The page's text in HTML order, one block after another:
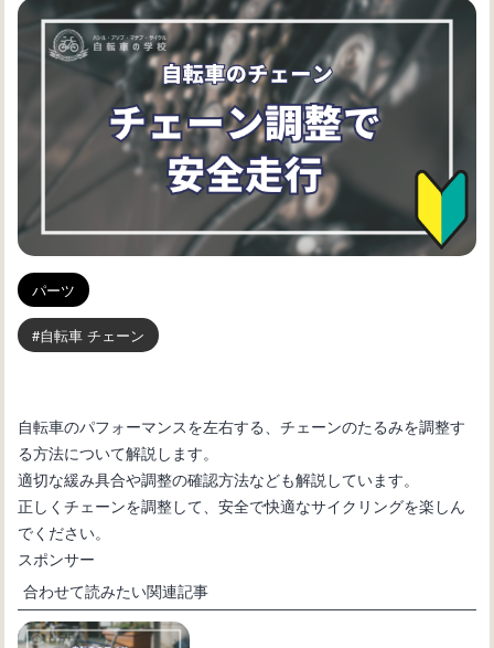
パーツ
自転車 チェーン
自転車のパフォーマンスを左右する、チェーンのたるみを調整す
る方法について解説します。
適切な緩み具合や調整の確認方法なども解説しています。
正しくチェーンを調整して、安全で快適なサイクリングを楽しん
でください。
スポンサー
合わせて読みたい関連記事